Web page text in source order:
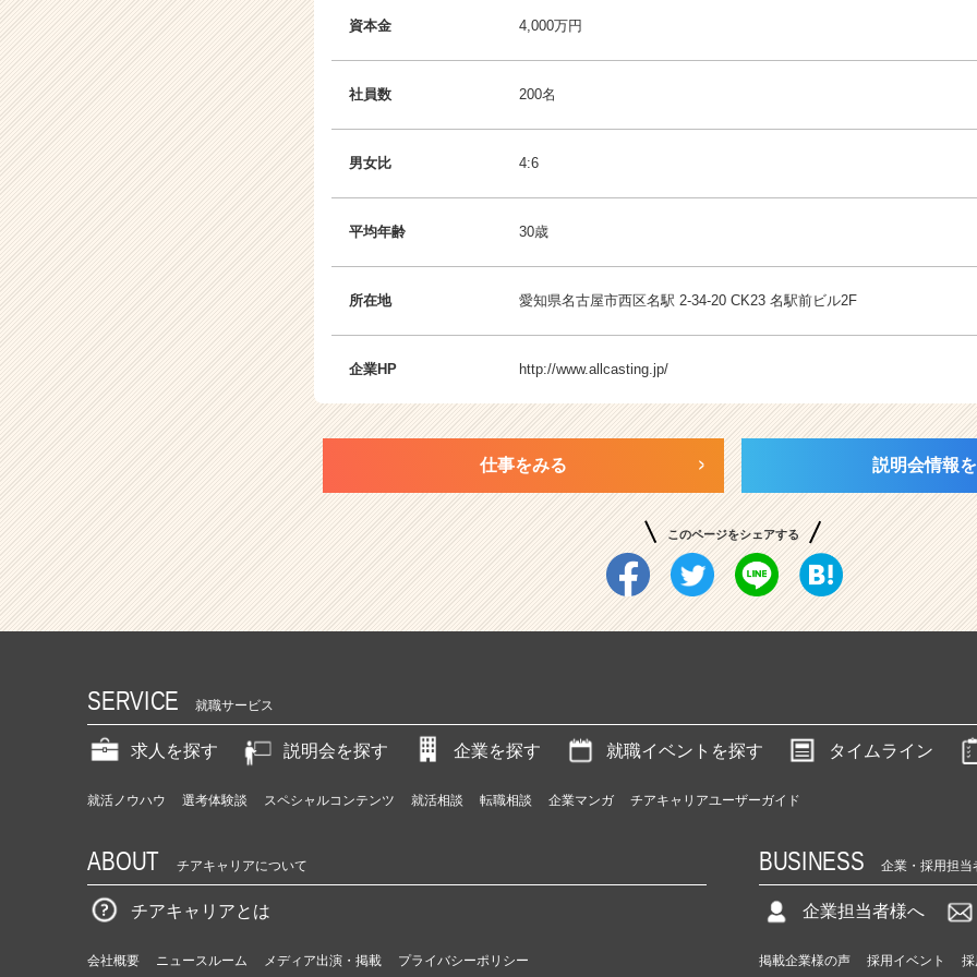
資本金 4,000万円
社員数 200名
男女比 4:6
平均年齢 30歳
所在地 愛知県名古屋市西区名駅 2-34-20 CK23 名駅前ビル2F
企業HP http://www.allcasting.jp/
仕事をみる 説明会情報
このページをシェアする
SERVICE 就職サービス
求人を探す 説明会を探す 企業を探す 就職イベントを探す タイムライン
就活ノウハウ 選考体験談 スペシャルコンテンツ 就活相談 転職相談 企業マンガ チアキャリアユーザーガイド
ABOUT チアキャリアについて
チアキャリアとは
会社概要 ニュースルーム メディア出演・掲載 プライバシーポリシー
BUSINESS 企業・採用担当
企業担当者様へ
掲載企業様の声 採用イベント